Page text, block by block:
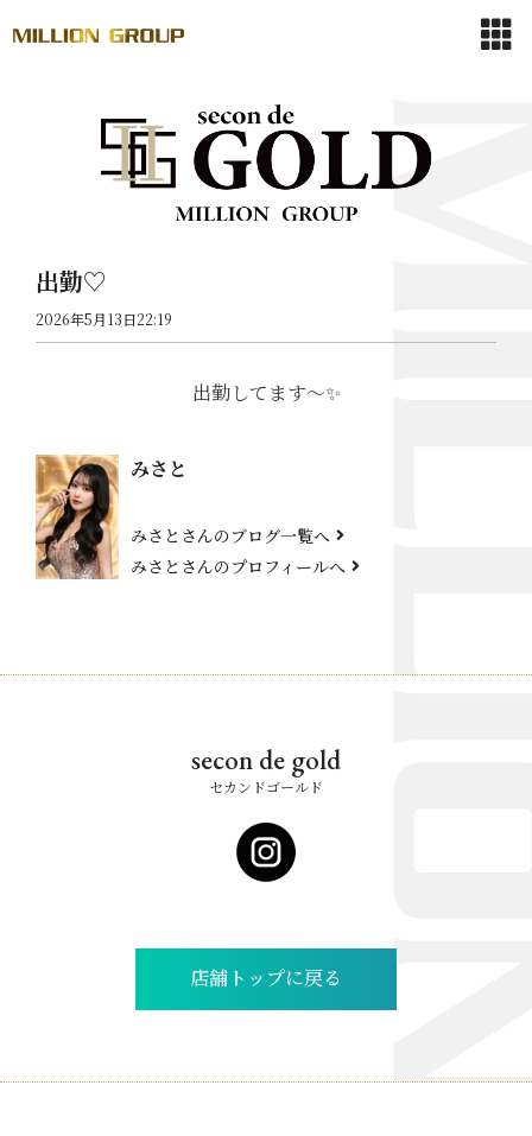
出勤♡
2026年5月13日22:19
出勤してます〜✨
みさと
みさとさんのブログ一覧へ
みさとさんのプロフィールへ
secon de gold
セカンドゴールド
店舗トップに戻る